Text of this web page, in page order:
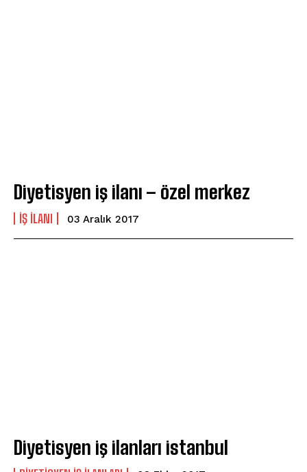
Diyetisyen iş ilanı – özel merkez
IŞ ILANI 03 Aralık 2017
Diyetisyen iş ilanları istanbul